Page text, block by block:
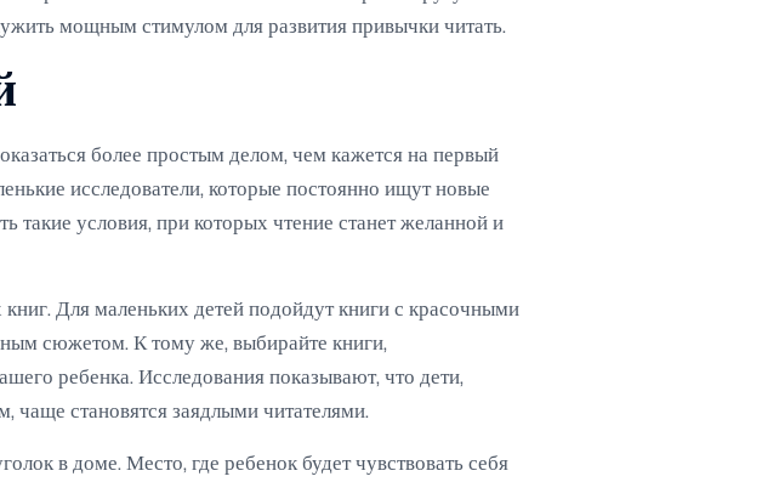
мощным стимулом для развития привычки читать.
более простым делом, чем кажется на первый
исследователи, которые постоянно ищут новые
такие условия, при которых чтение станет желанной и
Для маленьких детей подойдут книги с красочными
сюжетом. К тому же, выбирайте книги,
ребенка. Исследования показывают, что дети,
чаще становятся заядлыми читателями.
в доме. Место, где ребенок будет чувствовать себя